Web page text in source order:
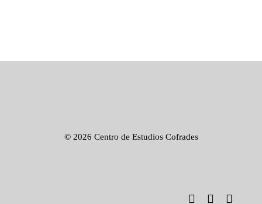
© 2026 Centro de Estudios Cofrades